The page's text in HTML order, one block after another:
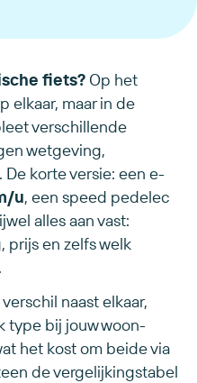
fiets? Op het
elkaar, maar in de
verschillende
wetgeving,
korte versie: een e-
u, een speed pedelec
alles aan vast:
prijs en zelfs welk
naast elkaar,
type bij jouw woon-
het kost om beide via
de vergelijkingstabel